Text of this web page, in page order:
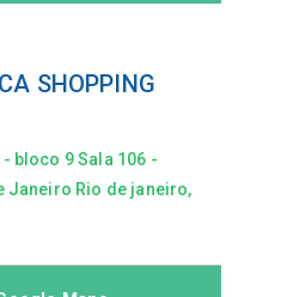
SHOPPING
bloco 9 Sala 106 -
Janeiro Rio de janeiro,